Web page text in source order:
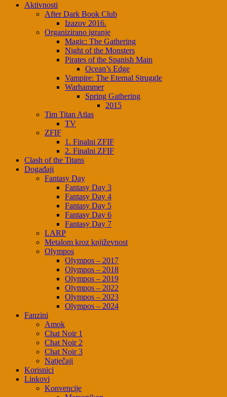
Aktivnosti
After Dark Book Club
Izazov 2016.
Organizirano igranje
Magic: The Gathering
Night of the Monsters
Pirates of the Spanish Main
Ocean’s Edge
Vampire: The Eternal Struggle
Warhammer
Spring Gathering
2015
Tim Titan Atlas
TV
ZFIF
1. Finalni ZFIF
2. Finalni ZFIF
Clash of the Titans
Događaji
Fantasy Day
Fantasy Day 3
Fantasy Day 4
Fantasy Day 5
Fantasy Day 6
Fantasy Day 7
LARP
Metalom kroz književnost
Olympos
Olympos – 2017
Olympos – 2018
Olympos – 2019
Olympos – 2022
Olympos – 2023
Olympos – 2024
Fanzini
Amok
Chat Noir 1
Chat Noir 2
Chat Noir 3
Natječaji
Korisnici
Linkovi
Konvencije